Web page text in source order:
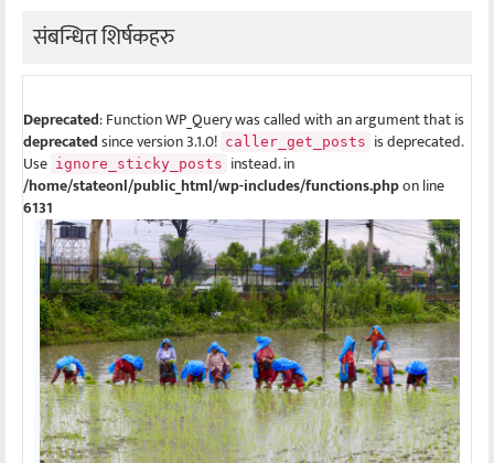
संबन्धित शिर्षकहरु
Deprecated: Function WP_Query was called with an argument that is
deprecatedsince version 3.1.0! caller_get_posts is deprecated.
Use ignore_sticky_posts instead. in
/home/stateonl/public_html/wp-includes/functions.phpon line
6131